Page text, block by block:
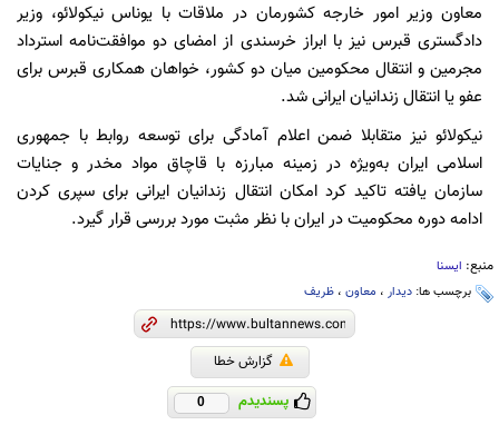
معاون وزیر امور خارجه کشورمان در ملاقات با یوناس نیکولائو، وزیر
دادگستری قبرس نیز با ابراز خرسندی از امضای دو موافقت‌نامه استرداد
مجرمین و انتقال محکومین میان دو کشور، خواهان همکاری قبرس برای
عفو یا انتقال زندانیان ایرانی شد.
نیکولائو نیز متقابلا ضمن اعلام آمادگی برای توسعه روابط با جمهوری
اسلامی ایران به‌ویژه در زمینه مبارزه با قاچاق مواد مخدر و جنایات
سازمان یافته تاکید کرد امکان انتقال زندانیان ایرانی برای سپری کردن
ادامه دوره محکومیت در ایران با نظر مثبت مورد بررسی قرار گیرد.
منبع: ایسنا
برچسب ها: دیدار ، معاون ، ظریف
گزارش خطا
پسندیدم 0